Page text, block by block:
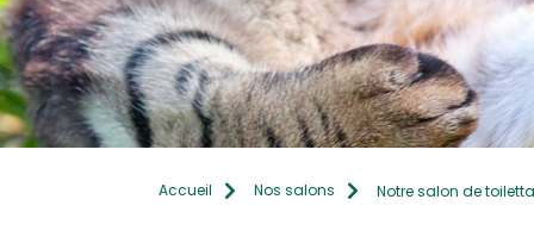
Accueil Nos salons Notre salon de